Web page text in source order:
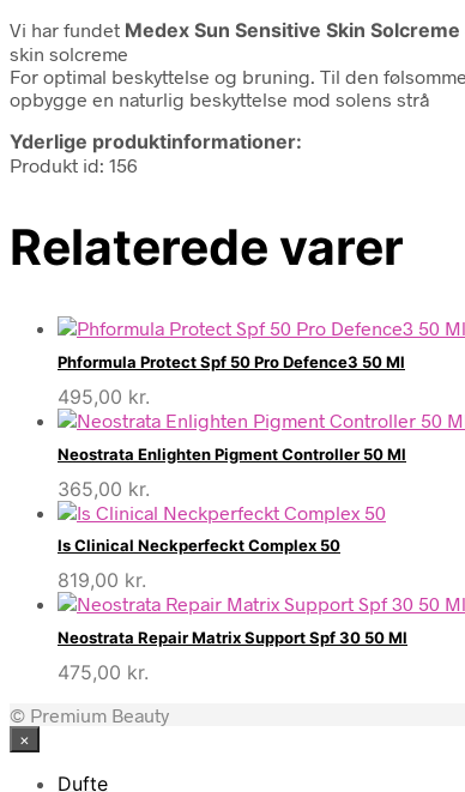
Vi har fundet Medex Sun Sensitive Skin Solcreme
skin solcreme
For optimal beskyttelse og bruning. Til den
opbygge en naturlig beskyttelse mod solens strå
Yderlige produktinformationer:
Produkt id: 156
Relaterede varer
Phformula Protect Spf 50 Pro Defence3 50 Ml
495,00 kr.
Neostrata Enlighten Pigment Controller 50 Ml
365,00 kr.
Is Clinical Neckperfeckt Complex 50
819,00 kr.
Neostrata Repair Matrix Support Spf 30 50 Ml
475,00 kr.
© Premium Beauty
×
Dufte